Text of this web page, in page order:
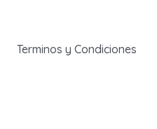
Terminos y Condiciones